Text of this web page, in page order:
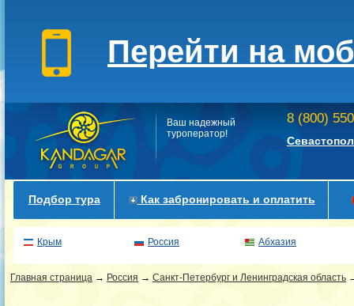
Перейти на
Ваш надежный
туроператор!
8 (800)
Подбор тура Как забронировать и оплатить
Крым Россия Абхазия
Главная страница → Россия → Санкт-Петербург и Ленинградская область